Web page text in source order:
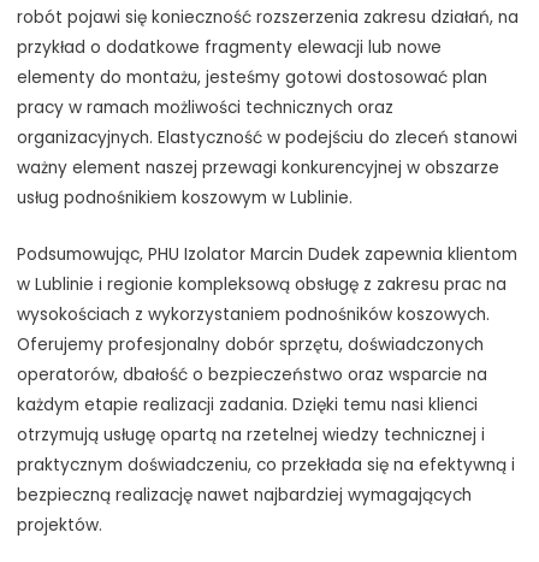
robót pojawi się konieczność rozszerzenia zakresu działań, na
przykład o dodatkowe fragmenty elewacji lub nowe
elementy do montażu, jesteśmy gotowi dostosować plan
pracy w ramach możliwości technicznych oraz
organizacyjnych. Elastyczność w podejściu do zleceń stanowi
ważny element naszej przewagi konkurencyjnej w obszarze
usług podnośnikiem koszowym w Lublinie.
Podsumowując, PHU Izolator Marcin Dudek zapewnia klientom
w Lublinie i regionie kompleksową obsługę z zakresu prac na
wysokościach z wykorzystaniem podnośników koszowych.
Oferujemy profesjonalny dobór sprzętu, doświadczonych
operatorów, dbałość o bezpieczeństwo oraz wsparcie na
każdym etapie realizacji zadania. Dzięki temu nasi klienci
otrzymują usługę opartą na rzetelnej wiedzy technicznej i
praktycznym doświadczeniu, co przekłada się na efektywną i
bezpieczną realizację nawet najbardziej wymagających
projektów.